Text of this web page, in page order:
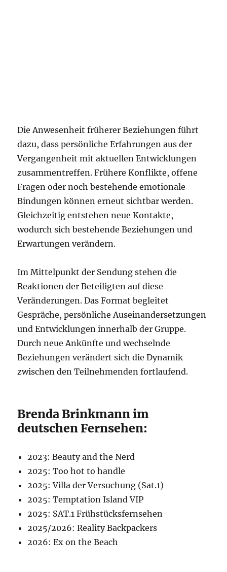
Die Anwesenheit früherer Beziehungen führt
dazu, dass persönliche Erfahrungen aus der
Vergangenheit mit aktuellen Entwicklungen
zusammentreffen. Frühere Konflikte, offene
Fragen oder noch bestehende emotionale
Bindungen können erneut sichtbar werden.
Gleichzeitig entstehen neue Kontakte,
wodurch sich bestehende Beziehungen und
Erwartungen verändern.
Im Mittelpunkt der Sendung stehen die
Reaktionen der Beteiligten auf diese
Veränderungen. Das Format begleitet
Gespräche, persönliche Auseinandersetzungen
und Entwicklungen innerhalb der Gruppe.
Durch neue Ankünfte und wechselnde
Beziehungen verändert sich die Dynamik
zwischen den Teilnehmenden fortlaufend.
Brenda Brinkmann im
deutschen Fernsehen:
2023: Beauty and the Nerd
2025: Too hot to handle
2025: Villa der Versuchung (Sat.1)
2025: Temptation Island VIP
2025: SAT.1 Frühstücksfernsehen
2025/2026: Reality Backpackers
2026: Ex on the Beach